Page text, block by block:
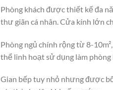
Phòng khách được thiết kế đa
thư giãn cá nhân. Cửa kính lớn
Phòng ngủ chính rộng từ 8-
thể linh hoạt sử dụng làm phòng
Gian bếp tuy nhỏ nhưng được